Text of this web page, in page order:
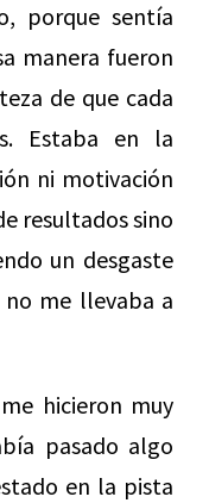
porque sentía
manera fueron
de que cada
Estaba en la
ni motivación
resultados sino
un desgaste
me llevaba a
hicieron muy
pasado algo
en la pista